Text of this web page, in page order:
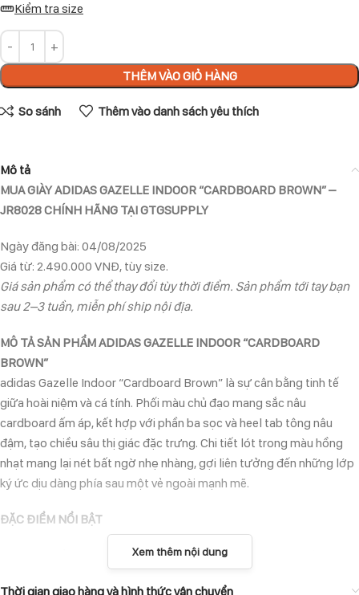
Kiểm tra size
THÊM VÀO GIỎ HÀNG
So sánh Thêm vào danh sách yêu thích
Mô tả
MUA GIÀY ADIDAS GAZELLE INDOOR “CARDBOARD BROWN” –
JR8028 CHÍNH HÃNG TẠI GTGSUPPLY
Ngày đăng bài: 04/08/2025
Giá từ: 2.490.000 VNĐ, tùy size.
Giá sản phẩm có thể thay đổi tùy thời điểm. Sản phẩm tới tay bạn
sau 2–3 tuần, miễn phí ship nội địa.
MÔ TẢ SẢN PHẨM ADIDAS GAZELLE INDOOR “CARDBOARD
BROWN”
adidas Gazelle Indoor “Cardboard Brown” là sự cân bằng tinh tế
giữa hoài niệm và cá tính. Phối màu chủ đạo mang sắc nâu
cardboard ấm áp, kết hợp với phần ba sọc và heel tab tông nâu
đậm, tạo chiều sâu thị giác đặc trưng. Chi tiết lót trong màu hồng
nhạt mang lại nét bất ngờ nhẹ nhàng, gợi liên tưởng đến những lớp
ký ức dịu dàng phía sau một vẻ ngoài mạnh mẽ.
ĐẶC ĐIỂM NỔI BẬT
Thân giày bằng da lộn mềm mại với tông nâu cardboard chủ đạo.
Xem thêm nội dung
Thời gian giao hàng và hình thức vận chuyển